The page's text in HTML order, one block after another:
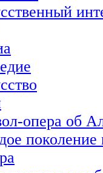
опера об
поколение